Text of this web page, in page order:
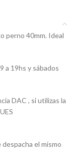
perno 40mm. Ideal
a 19hs y sábados
DAC , si utilizas la
el mismo